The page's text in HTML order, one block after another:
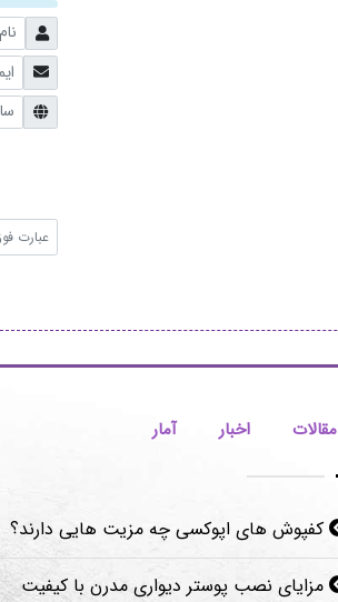
مقالات اخبار آمار
کفپوش های اپوکسی چه مزیت هایی دارند؟
مزایای نصب پوستر دیواری مدرن با کیفیت